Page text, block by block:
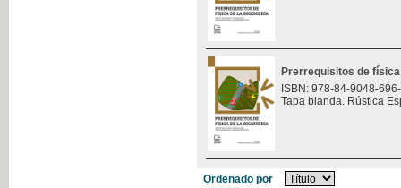
Prerrequisitos de
ISBN: 978-84-9048-
Tapa blanda. Rústica
Ordenado por